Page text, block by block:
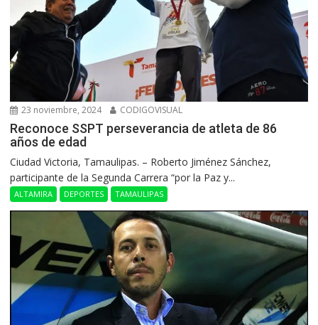
23 noviembre, 2024 CODIGOVISUAL
Reconoce SSPT perseverancia de atleta de 86
años de edad
Ciudad Victoria, Tamaulipas. – Roberto Jiménez Sánchez,
participante de la Segunda Carrera “por la Paz y...
ALTAMIRA DEPORTES TAMAULIPAS